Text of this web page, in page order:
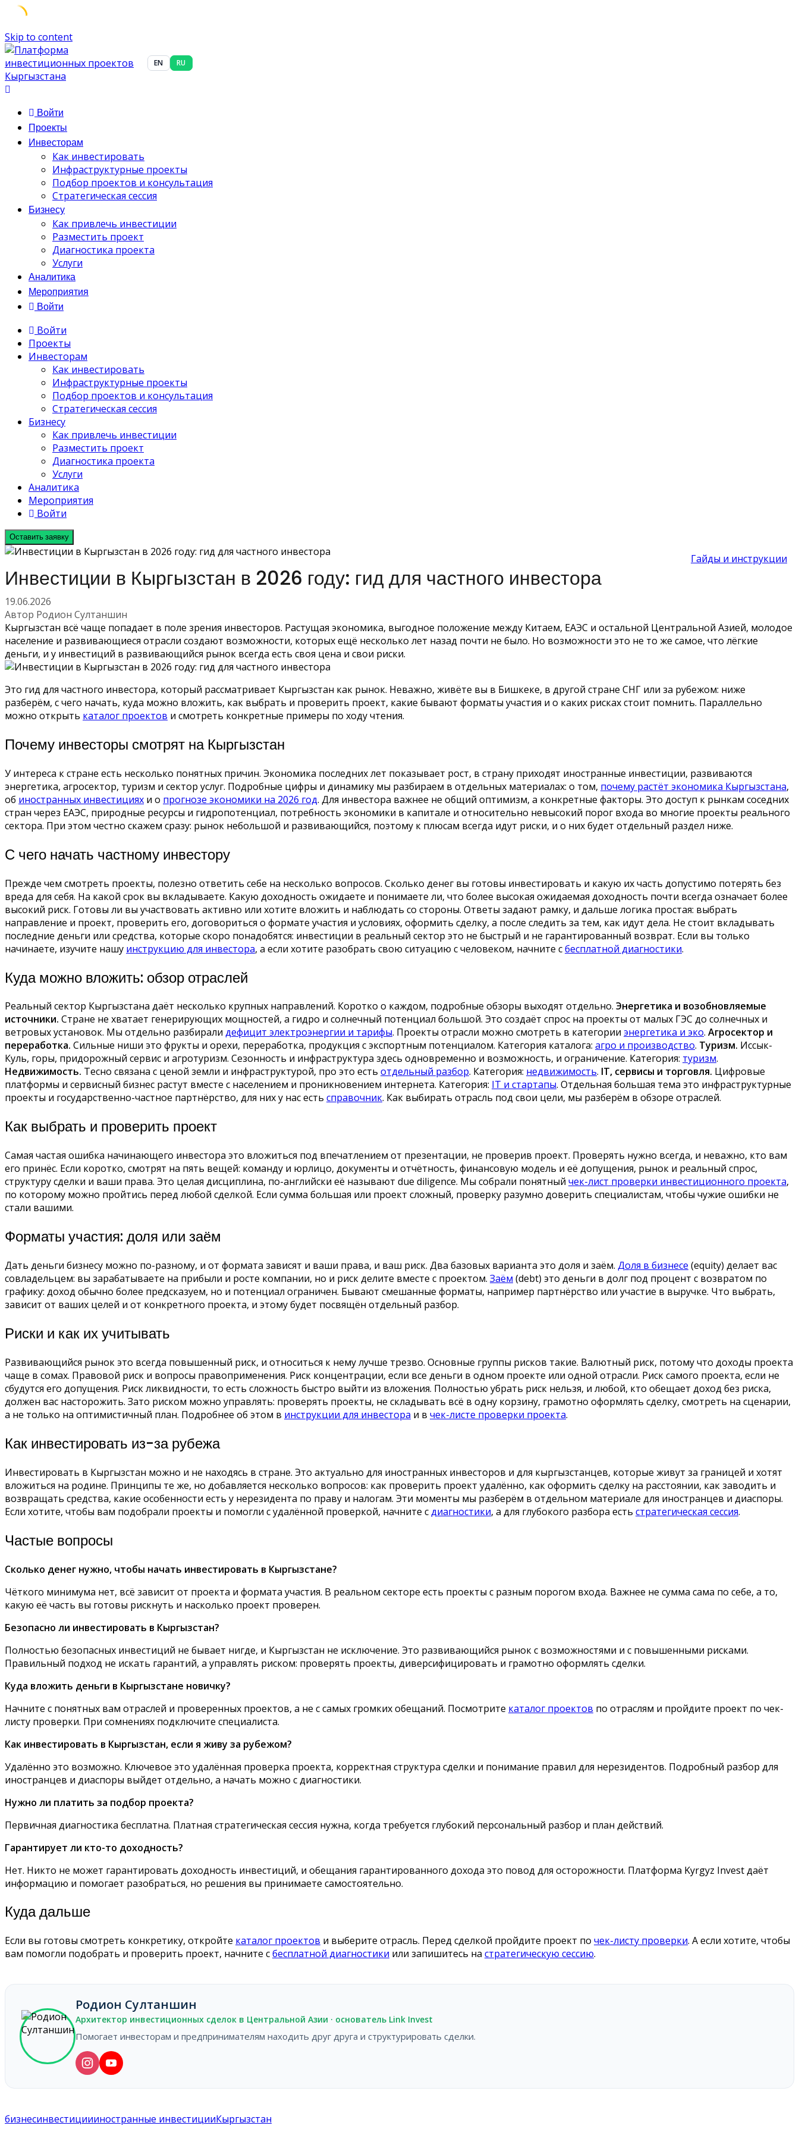
Skip to content
EN RU
Войти
Проекты
Инвесторам
Как инвестировать
Инфраструктурные проекты
Подбор проектов и консультация
Стратегическая сессия
Бизнесу
Как привлечь инвестиции
Разместить проект
Диагностика проекта
Услуги
Аналитика
Мероприятия
Войти
Войти
Проекты
Инвесторам
Как инвестировать
Инфраструктурные проекты
Подбор проектов и консультация
Стратегическая сессия
Бизнесу
Как привлечь инвестиции
Разместить проект
Диагностика проекта
Услуги
Аналитика
Мероприятия
Войти
Оставить заявку
Гайды и инструкции
Инвестиции в Кыргызстан в 2026 году: гид для частного инвестора
19.06.2026
Автор Родион Султаншин
Кыргызстан всё чаще попадает в поле зрения инвесторов. Растущая экономика, выгодное положение между Китаем, ЕАЭС и остальной Центральной Азией, молодое
население и развивающиеся отрасли создают возможности, которых ещё несколько лет назад почти не было. Но возможности это не то же самое, что лёгкие
деньги, и у инвестиций в развивающийся рынок всегда есть своя цена и свои риски.
Это гид для частного инвестора, который рассматривает Кыргызстан как рынок. Неважно, живёте вы в Бишкеке, в другой стране СНГ или за рубежом: ниже
разберём, с чего начать, куда можно вложить, как выбрать и проверить проект, какие бывают форматы участия и о каких рисках стоит помнить. Параллельно
можно открыть каталог проектов и смотреть конкретные примеры по ходу чтения.
Почему инвесторы смотрят на Кыргызстан
У интереса к стране есть несколько понятных причин. Экономика последних лет показывает рост, в страну приходят иностранные инвестиции, развиваются
энергетика, агросектор, туризм и сектор услуг. Подробные цифры и динамику мы разбираем в отдельных материалах: о том, почему растёт экономика Кыргызстана,
об иностранных инвестициях и о прогнозе экономики на 2026 год. Для инвестора важнее не общий оптимизм, а конкретные факторы. Это доступ к рынкам соседних
стран через ЕАЭС, природные ресурсы и гидропотенциал, потребность экономики в капитале и относительно невысокий порог входа во многие проекты реального
сектора. При этом честно скажем сразу: рынок небольшой и развивающийся, поэтому к плюсам всегда идут риски, и о них будет отдельный раздел ниже.
С чего начать частному инвестору
Прежде чем смотреть проекты, полезно ответить себе на несколько вопросов. Сколько денег вы готовы инвестировать и какую их часть допустимо потерять без
вреда для себя. На какой срок вы вкладываете. Какую доходность ожидаете и понимаете ли, что более высокая ожидаемая доходность почти всегда означает более
высокий риск. Готовы ли вы участвовать активно или хотите вложить и наблюдать со стороны. Ответы задают рамку, и дальше логика простая: выбрать
направление и проект, проверить его, договориться о формате участия и условиях, оформить сделку, а после следить за тем, как идут дела. Не стоит вкладывать
последние деньги или средства, которые скоро понадобятся: инвестиции в реальный сектор это не быстрый и не гарантированный возврат. Если вы только
начинаете, изучите нашу инструкцию для инвестора, а если хотите разобрать свою ситуацию с человеком, начните сбесплатной диагностики.
Куда можно вложить: обзор отраслей
Реальный сектор Кыргызстана даёт несколько крупных направлений. Коротко о каждом, подробные обзоры выходят отдельно. Энергетика и возобновляемые
источники. Стране не хватает генерирующих мощностей, а гидро и солнечный потенциал большой. Это создаёт спрос на проекты от малых ГЭС до солнечных и
ветровых установок. Мы отдельно разбирали дефицит электроэнергии и тарифы. Проекты отрасли можно смотреть в категории энергетика и эко. Агросектор и
переработка. Сильные ниши это фрукты и орехи, переработка, продукция с экспортным потенциалом. Категория каталога: агро и производство. Туризм. Иссык-
Куль, горы, придорожный сервис и агротуризм. Сезонность и инфраструктура здесь одновременно и возможность, и ограничение. Категория: туризм.
Недвижимость. Тесно связана с ценой земли и инфраструктурой, про это есть отдельный разбор. Категория: недвижимость. IT, сервисы и торговля. Цифровые
платформы и сервисный бизнес растут вместе с населением и проникновением интернета. Категория: IT и стартапы. Отдельная большая тема это инфраструктурные
проекты и государственно-частное партнёрство, для них у нас есть справочник. Как выбирать отрасль под свои цели, мы разберём в обзоре отраслей.
Как выбрать и проверить проект
Самая частая ошибка начинающего инвестора это вложиться под впечатлением от презентации, не проверив проект. Проверять нужно всегда, и неважно, кто вам
его принёс. Если коротко, смотрят на пять вещей: команду и юрлицо, документы и отчётность, финансовую модель и её допущения, рынок и реальный спрос,
структуру сделки и ваши права. Это целая дисциплина, по-английски её называют due diligence. Мы собрали понятный чек-лист проверки инвестиционного проекта,
по которому можно пройтись перед любой сделкой. Если сумма большая или проект сложный, проверку разумно доверить специалистам, чтобы чужие ошибки не
стали вашими.
Форматы участия: доля или заём
Дать деньги бизнесу можно по-разному, и от формата зависят и ваши права, и ваш риск. Два базовых варианта это доля и заём. Доля в бизнесе (equity) делает вас
совладельцем: вы зарабатываете на прибыли и росте компании, но и риск делите вместе с проектом. Заём (debt) это деньги в долг под процент с возвратом по
графику: доход обычно более предсказуем, но и потенциал ограничен. Бывают смешанные форматы, например партнёрство или участие в выручке. Что выбрать,
зависит от ваших целей и от конкретного проекта, и этому будет посвящён отдельный разбор.
Риски и как их учитывать
Развивающийся рынок это всегда повышенный риск, и относиться к нему лучше трезво. Основные группы рисков такие. Валютный риск, потому что доходы проекта
чаще в сомах. Правовой риск и вопросы правоприменения. Риск концентрации, если все деньги в одном проекте или одной отрасли. Риск самого проекта, если не
сбудутся его допущения. Риск ликвидности, то есть сложность быстро выйти из вложения. Полностью убрать риск нельзя, и любой, кто обещает доход без риска,
должен вас насторожить. Зато риском можно управлять: проверять проекты, не складывать всё в одну корзину, грамотно оформлять сделку, смотреть на сценарии,
а не только на оптимистичный план. Подробнее об этом в инструкции для инвестора и в чек-листе проверки проекта.
Как инвестировать из-за рубежа
Инвестировать в Кыргызстан можно и не находясь в стране. Это актуально для иностранных инвесторов и для кыргызстанцев, которые живут за границей и хотят
вложиться на родине. Принципы те же, но добавляется несколько вопросов: как проверить проект удалённо, как оформить сделку на расстоянии, как заводить и
возвращать средства, какие особенности есть у нерезидента по праву и налогам. Эти моменты мы разберём в отдельном материале для иностранцев и диаспоры.
Если хотите, чтобы вам подобрали проекты и помогли с удалённой проверкой, начните сдиагностики, а для глубокого разбора есть стратегическая сессия.
Частые вопросы
Сколько денег нужно, чтобы начать инвестировать в Кыргызстане?
Чёткого минимума нет, всё зависит от проекта и формата участия. В реальном секторе есть проекты с разным порогом входа. Важнее не сумма сама по себе, а то,
какую её часть вы готовы рискнуть и насколько проект проверен.
Безопасно ли инвестировать в Кыргызстан?
Полностью безопасных инвестиций не бывает нигде, и Кыргызстан не исключение. Это развивающийся рынок с возможностями и с повышенными рисками.
Правильный подход не искать гарантий, а управлять риском: проверять проекты, диверсифицировать и грамотно оформлять сделки.
Куда вложить деньги в Кыргызстане новичку?
Начните с понятных вам отраслей и проверенных проектов, а не с самых громких обещаний. Посмотрите каталог проектов по отраслям и пройдите проект по чек-
листу проверки. При сомнениях подключите специалиста.
Как инвестировать в Кыргызстан, если я живу за рубежом?
Удалённо это возможно. Ключевое это удалённая проверка проекта, корректная структура сделки и понимание правил для нерезидентов. Подробный разбор для
иностранцев и диаспоры выйдет отдельно, а начать можно с диагностики.
Нужно ли платить за подбор проекта?
Первичная диагностика бесплатна. Платная стратегическая сессия нужна, когда требуется глубокий персональный разбор и план действий.
Гарантирует ли кто-то доходность?
Нет. Никто не может гарантировать доходность инвестиций, и обещания гарантированного дохода это повод для осторожности. Платформа Kyrgyz Invest даёт
информацию и помогает разобраться, но решения вы принимаете самостоятельно.
Куда дальше
Если вы готовы смотреть конкретику, откройте каталог проектов и выберите отрасль. Перед сделкой пройдите проект по чек-листу проверки. А если хотите, чтобы
вам помогли подобрать и проверить проект, начните сбесплатной диагностики или запишитесь на стратегическую сессию.
Родион Султаншин
Архитектор инвестиционных сделок в Центральной Азии · основатель Link Invest
Помогает инвесторам и предпринимателям находить друг друга и структурировать сделки.
бизнесинвестициииностранные инвестицииКыргызстан